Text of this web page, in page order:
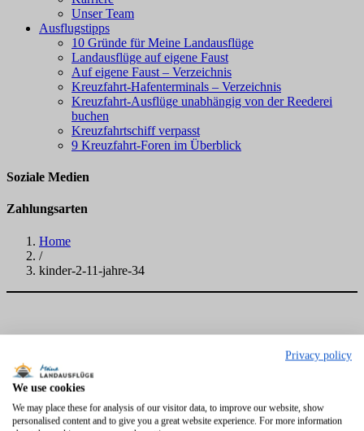
Unser Team
Ausflugstipps
10 Gründe für Meine Landausflüge
Landausflüge auf eigene Faust
Auf eigene Faust – Verzeichnis
Kreuzfahrt-Hafenterminals – Verzeichnis
Kreuzfahrt-Ausflüge unabhängig von der Reederei
buchen
Kreuzfahrtschiff verpasst
9 Kreuzfahrt-Foren im Überblick
Soziale Medien
Zahlungsarten
Home
/
kinder-2-11-jahre-34
Privacy policy
We use cookies
We may place these for analysis of our visitor data, to improve our website, show
personalised content and to give you a great website experience. For more information